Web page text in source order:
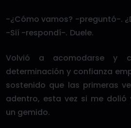
-¿Cómo vamos? -preguntó-.
-Sií -respondí-. Duele.
Volvió a acomodarse y
determinación y confianza
sostenido que las primeras
adentro, esta vez si me dolió
un gemido.